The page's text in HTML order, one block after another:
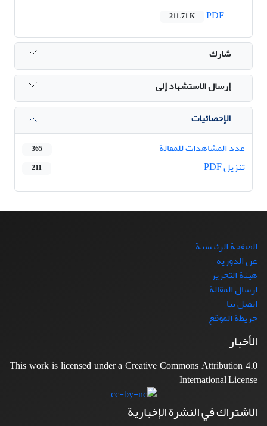
211.71 K
شارك
إرسال الاستشهاد إلى
الإحصائيات
عدد المشاهدات للمقالة
365
تنزیل PDF 211
الصفحة الرئيسية
عن الدورية
هيئة التحرير
ارسال المقالة
اتصل بنا
خريطة الموقع
الأخبار
This work is licensed under a Creative Commons Attribution 4.0
International License
الاشتراك في النشرة الإخبارية